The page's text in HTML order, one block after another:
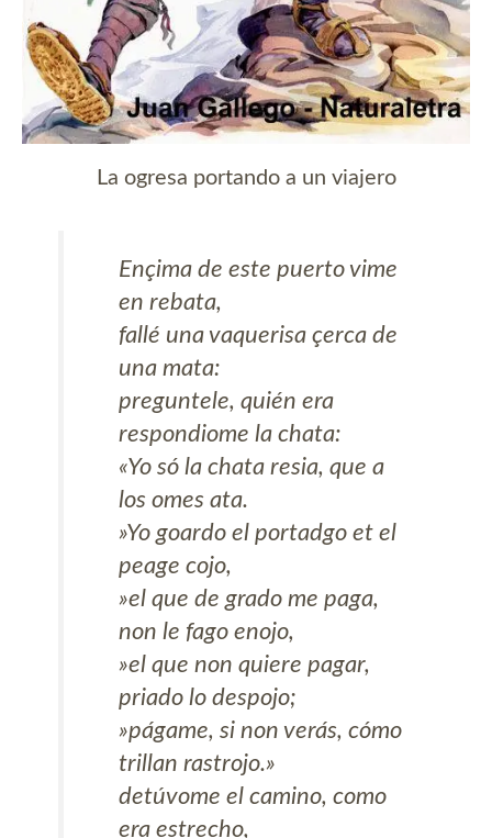
La ogresa portando a un viajero
Ençima de este puerto vime
en rebata,
fallé una vaquerisa çerca de
una mata:
preguntele, quién era
respondiome la chata:
«Yo só la chata resia, que a
los omes ata.
»Yo goardo el portadgo et el
peage cojo,
»el que de grado me paga,
non le fago enojo,
»el que non quiere pagar,
priado lo despojo;
»págame, si non verás, cómo
trillan rastrojo.»
detúvome el camino, como
era estrecho,